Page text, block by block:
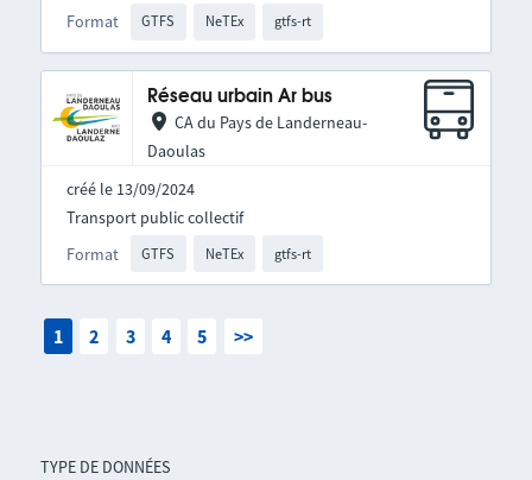
TYPE DE DONNÉES
Format GTFS NeTEx gtfs-rt
Réseau urbain Ar bus
CA du Pays de Landerneau-
Daoulas
créé le 13/09/2024
Format GTFS NeTEx gtfs-rt
Transport public collectif
1 2 3 4 5 >>